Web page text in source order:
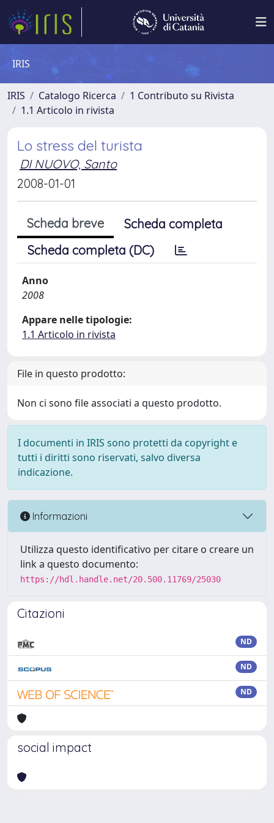
IRIS
IRIS Catalogo Ricerca
1 Contributo su Rivista
1.1 Articolo in rivista
Lo stress del turista
DI NUOVO, Santo
2008-01-01
Scheda breve
Scheda completa
Scheda completa (DC)
Anno
2008
Appare nelle tipologie:
1.1 Articolo in rivista
File in questo prodotto:
Non ci sono file associati a questo prodotto.
I documenti in IRIS sono protetti da copyright e
tutti i diritti sono riservati, salvo diversa
indicazione.
Informazioni
Utilizza questo identificativo per citare o creare un
link a questo documento:
https://hdl.handle.net/20.500.11769/25030
Citazioni
ND
ND
ND
social impact